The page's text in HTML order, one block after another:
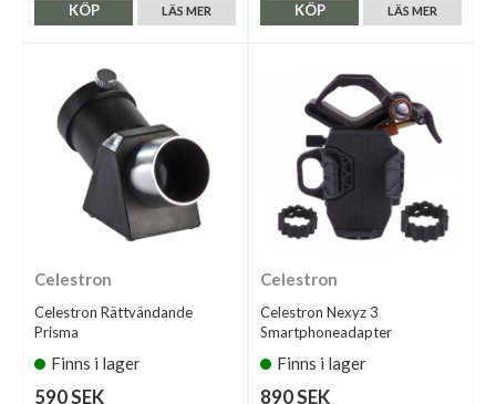
LÄS MER
KÖP LÄS MER
KÖP
Celestron
Celestron Rättvändande
Prisma
Finns i lager
590 SEK
Celestron
Celestron Nexyz 3
Smartphoneadapter
Finns i lager
890 SEK